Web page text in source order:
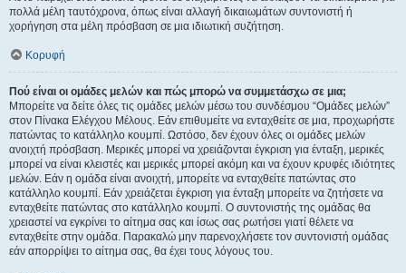
πολλά μέλη ταυτόχρονα, όπως είναι αλλαγή δικαιωμάτων συντονιστή ή
χορήγηση στα μέλη πρόσβαση σε μια ιδιωτική συζήτηση.
Κορυφή
Πού είναι οι ομάδες μελών και πώς μπορώ να συμμετάσχω σε μια;
Μπορείτε να δείτε όλες τις ομάδες μελών μέσω του συνδέσμου “Ομάδες μελών”
στον Πίνακα Ελέγχου Μέλους. Εάν επιθυμείτε να ενταχθείτε σε μια, προχωρήστε
πατώντας το κατάλληλο κουμπί. Ωστόσο, δεν έχουν όλες οι ομάδες μελών
ανοιχτή πρόσβαση. Μερικές μπορεί να χρειάζονται έγκριση για ένταξη, μερικές
μπορεί να είναι κλειστές και μερικές μπορεί ακόμη και να έχουν κρυφές ιδιότητες
μελών. Εάν η ομάδα είναι ανοιχτή, μπορείτε να ενταχθείτε πατώντας στο
κατάλληλο κουμπί. Εάν χρειάζεται έγκριση για ένταξη μπορείτε να ζητήσετε να
ενταχθείτε πατώντας στο κατάλληλο κουμπί. Ο συντονιστής της ομάδας θα
χρειαστεί να εγκρίνει το αίτημα σας και ίσως σας ρωτήσει γιατί θέλετε να
ενταχθείτε στην ομάδα. Παρακαλώ μην παρενοχλήσετε τον συντονιστή ομάδας
εάν απορρίψει το αίτημα σας, θα έχει τους λόγους του.